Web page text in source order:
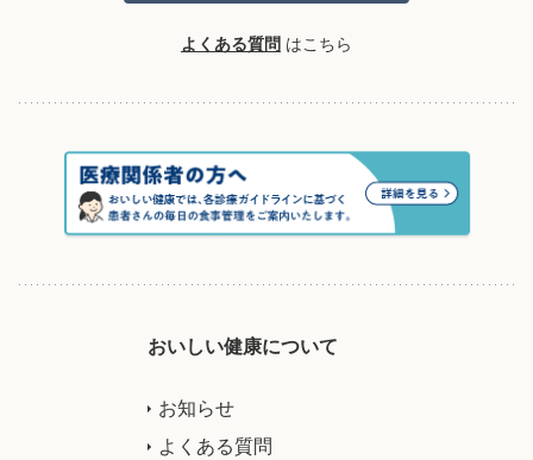
よくある質問 はこちら
おいしい健康について
お知らせ
よくある質問